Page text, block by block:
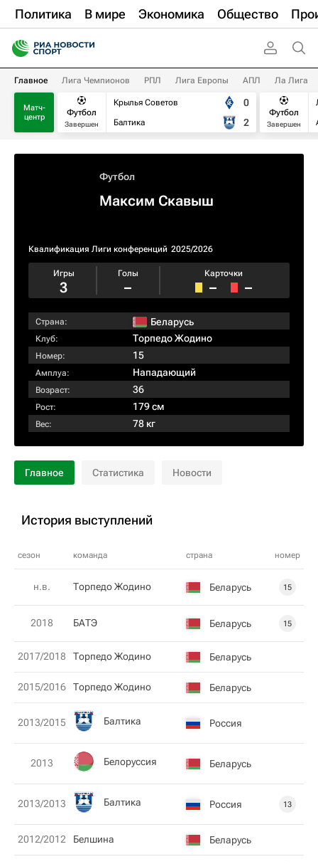
Политика В мире Экономика Общество
Главное Лига Чемпионов РПЛ Лига Европы АПЛ Ла Лига
Матч-
центр
Футбол
Завершен
Крылья Советов
Балтика
0
2
Футбол
Завершен
Футбол
Максим Скавыш
Квалификация Лиги конференций 2025/2026
Игры
3
Голы
–
Карточки
– –
Страна: Беларусь
Клуб: Торпедо Жодино
Номер: 15
Амплуа: Нападающий
Возраст: 36
Рост: 179 см
Вес: 78 кг
Главное Статистика Новости
История выступлений
сезон команда страна номер
н.в. Торпедо Жодино Беларусь 15
2018 БАТЭ Беларусь 15
2017/2018 Торпедо Жодино Беларусь
2015/2016 Торпедо Жодино Беларусь
2013/2015 Балтика Россия
2013 Белоруссия Беларусь
2013/2013 Балтика Россия 13
2012/2012 Белшина Беларусь